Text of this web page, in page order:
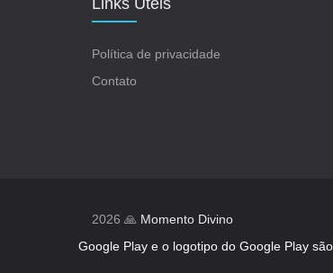
Links Úteis
Política de privacidade
Contato
2026 🙏 Momento Divino
Google Play e o logotipo do Google Play